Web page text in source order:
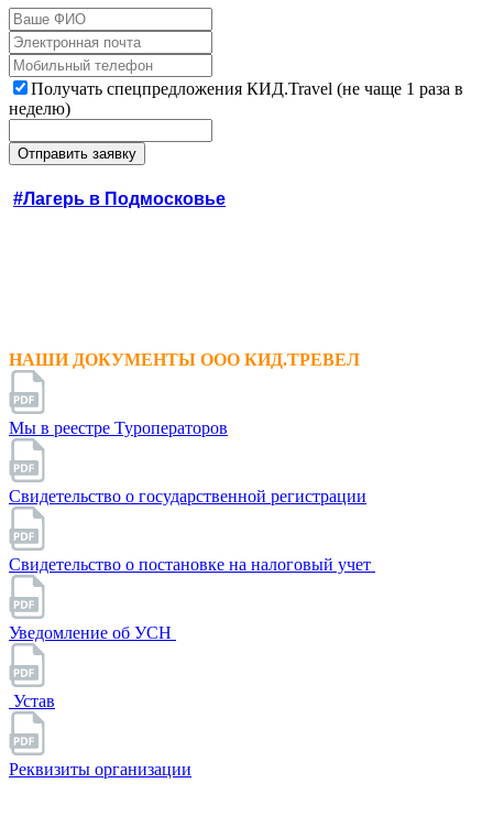
Получать спецпредложения КИД.Travel (не чаще 1 раза в
неделю)
#Лагерь в Подмосковье
НАШИ ДОКУМЕНТЫ ООО КИД.ТРЕВЕЛ
Мы в реестре Туроператоров
Свидетельство о государственной регистрации
Свидетельство о постановке на налоговый учет
Уведомление об УСН
Устав
Реквизиты организации